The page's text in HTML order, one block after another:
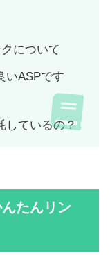
について
いASPです
しているの？
たんリン